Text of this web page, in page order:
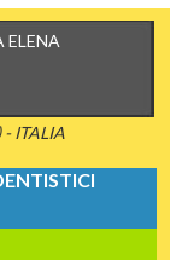
ELENA
ITALIA